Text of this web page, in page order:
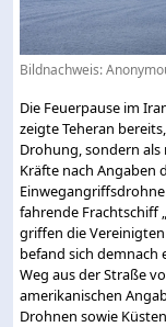
Bildnachweis:
Die Feuerpause im
zeigte Teheran
Drohung, sondern als
Kräfte nach Angaben
fahrende Frachtschiff
griffen die Vereinigten
befand sich demnach
Weg aus der Straße
amerikanischen
Drohnen sowie